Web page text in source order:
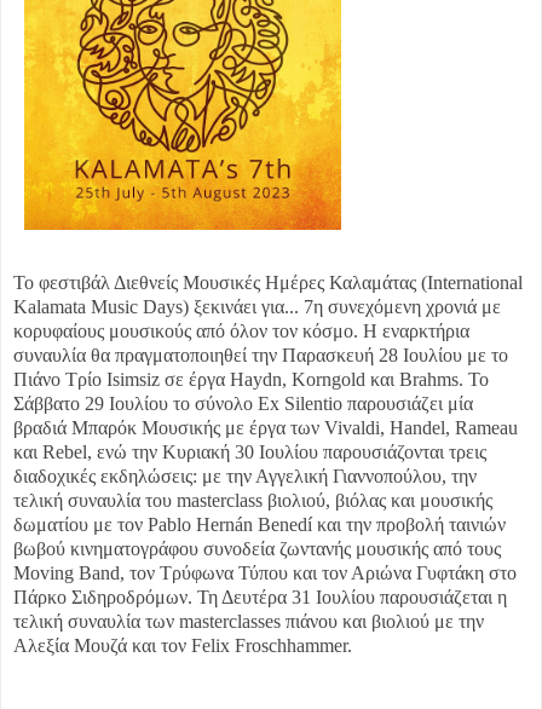
Το φεστιβάλ Διεθνείς Μουσικές Ημέρες Καλαμάτας (International
Kalamata Music Days) ξεκινάει για... 7η συνεχόμενη χρονιά με
κορυφαίους μουσικούς από όλον τον κόσμο. Η εναρκτήρια
συναυλία θα πραγματοποιηθεί την Παρασκευή 28 Ιουλίου με το
Πιάνο Τρίο Isimsiz σε έργα Haydn, Korngold και Brahms. Το
Σάββατο 29 Ιουλίου το σύνολο Ex Silentio παρουσιάζει μία
βραδιά Μπαρόκ Μουσικής με έργα των Vivaldi, Handel, Rameau
και Rebel, ενώ την Κυριακή 30 Ιουλίου παρουσιάζονται τρεις
διαδοχικές εκδηλώσεις: με την Αγγελική Γιαννοπούλου, την
τελική συναυλία του masterclass βιολιού, βιόλας και μουσικής
δωματίου με τον Pablo Hernán Benedí και την προβολή ταινιών
βωβού κινηματογράφου συνοδεία ζωντανής μουσικής από τους
Moving Band, τον Τρύφωνα Τύπου και τον Αριώνα Γυφτάκη στο
Πάρκο Σιδηροδρόμων. Τη Δευτέρα 31 Ιουλίου παρουσιάζεται η
τελική συναυλία των masterclasses πιάνου και βιολιού με την
Αλεξία Μουζά και τον Felix Froschhammer.